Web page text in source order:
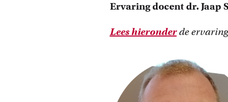
Ervaring docent dr. Jaap
Lees hieronderde